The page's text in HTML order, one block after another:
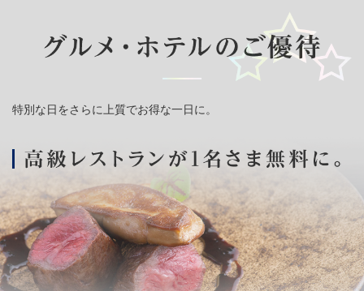
特別な日をさらに上質でお得な一日に。